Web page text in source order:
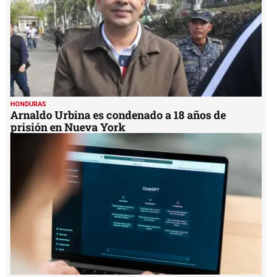
HONDURAS
Arnaldo Urbina es condenado a 18 años de
prisión en Nueva York